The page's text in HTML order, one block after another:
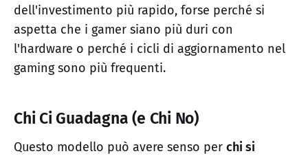
dell'investimento più rapido, forse perché si
aspetta che i gamer siano più duri con
l'hardware o perché i cicli di aggiornamento nel
gaming sono più frequenti.
Chi Ci Guadagna (e Chi No)
Questo modello può avere senso per chi si